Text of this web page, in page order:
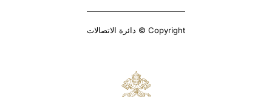
Copyright © دائرة الاتصالات